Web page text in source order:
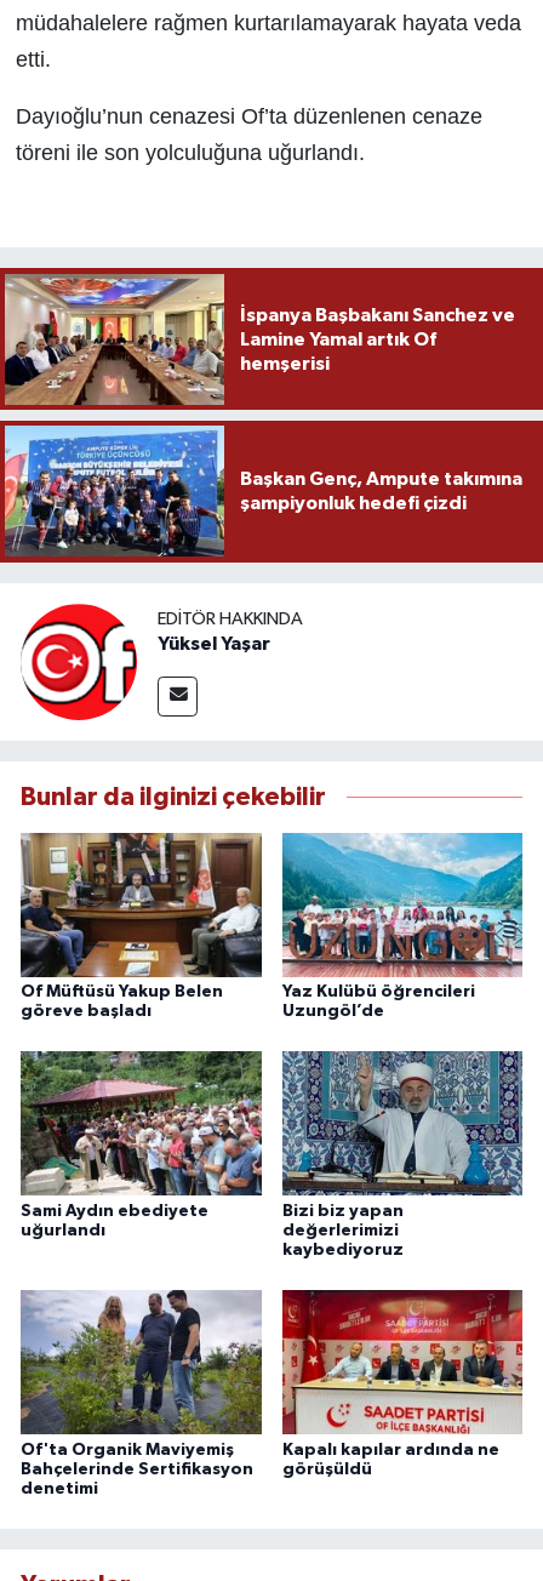
müdahalelere rağmen kurtarılamayarak hayata veda
etti.
Dayıoğlu’nun cenazesi Of’ta düzenlenen cenaze
töreni ile son yolculuğuna uğurlandı.
İspanya Başbakanı Sanchez ve
Lamine Yamal artık Of
hemşerisi
Başkan Genç, Ampute takımına
şampiyonluk hedefi çizdi
EDITÖR HAKKINDA
Yüksel Yaşar
Bunlar da ilginizi çekebilir
Of Müftüsü Yakup Belen
göreve başladı
Yaz Kulübü öğrencileri
Uzungöl’de
Sami Aydın ebediyete
uğurlandı
Bizi biz yapan
değerlerimizi
kaybediyoruz
Of'ta Organik Maviyemiş
Bahçelerinde Sertifikasyon
denetimi
Kapalı kapılar ardında ne
görüşüldü